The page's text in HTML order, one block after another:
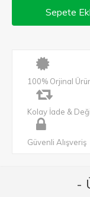
Sepete
100% Orjinal
Kolay İade &
Güvenli Alışveriş
-